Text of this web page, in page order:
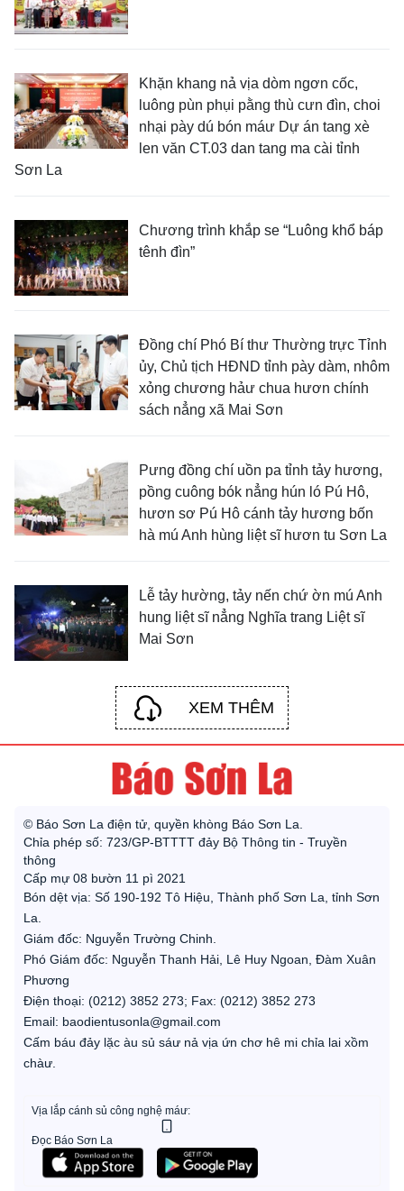
Khặn khang nả vịa dòm ngơn cốc,
luông pùn phụi pằng thù cưn đìn, choi
nhại pày dú bón máư Dự án tang xè
len văn CT.03 dan tang ma cài tỉnh
Sơn La
Chương trình khắp se “Luông khổ báp
tênh đìn”
Đồng chí Phó Bí thư Thường trực Tỉnh
ủy, Chủ tịch HĐND tỉnh pày dàm, nhôm
xỏng chương hảư chua hươn chính
sách nẳng xã Mai Sơn
Pưng đồng chí uồn pa tỉnh tảy hương,
pồng cuông bók nẳng hún ló Pú Hô,
hươn sơ Pú Hô cánh tảy hương bốn
hà mú Anh hùng liệt sĩ hươn tu Sơn La
Lễ tảy hường, tảy nến chứ ờn mú Anh
hung liệt sĩ nẳng Nghĩa trang Liệt sĩ
Mai Sơn
XEM THÊM
© Báo Sơn La điện tử, quyền khòng Báo Sơn La.
Chỉa phép số: 723/GP-BTTTT đảy Bộ Thông tin - Truyền
thông
Cấp mự 08 bườn 11 pì 2021
Bón dệt vịa: Số 190-192 Tô Hiệu, Thành phố Sơn La, tỉnh Sơn
La.
Giám đốc: Nguyễn Trường Chinh.
Phó Giám đốc: Nguyễn Thanh Hải, Lê Huy Ngoan, Đàm Xuân
Phương
Điện thoại: (0212) 3852 273; Fax: (0212) 3852 273
Email: baodientusonla@gmail.com
Cấm báu đảy lặc àu sủ sáư nả vịa ứn chơ hê mi chỉa lai xồm
chàư.
Vịa lắp cánh sủ công nghệ máư:
Đọc Báo Sơn La